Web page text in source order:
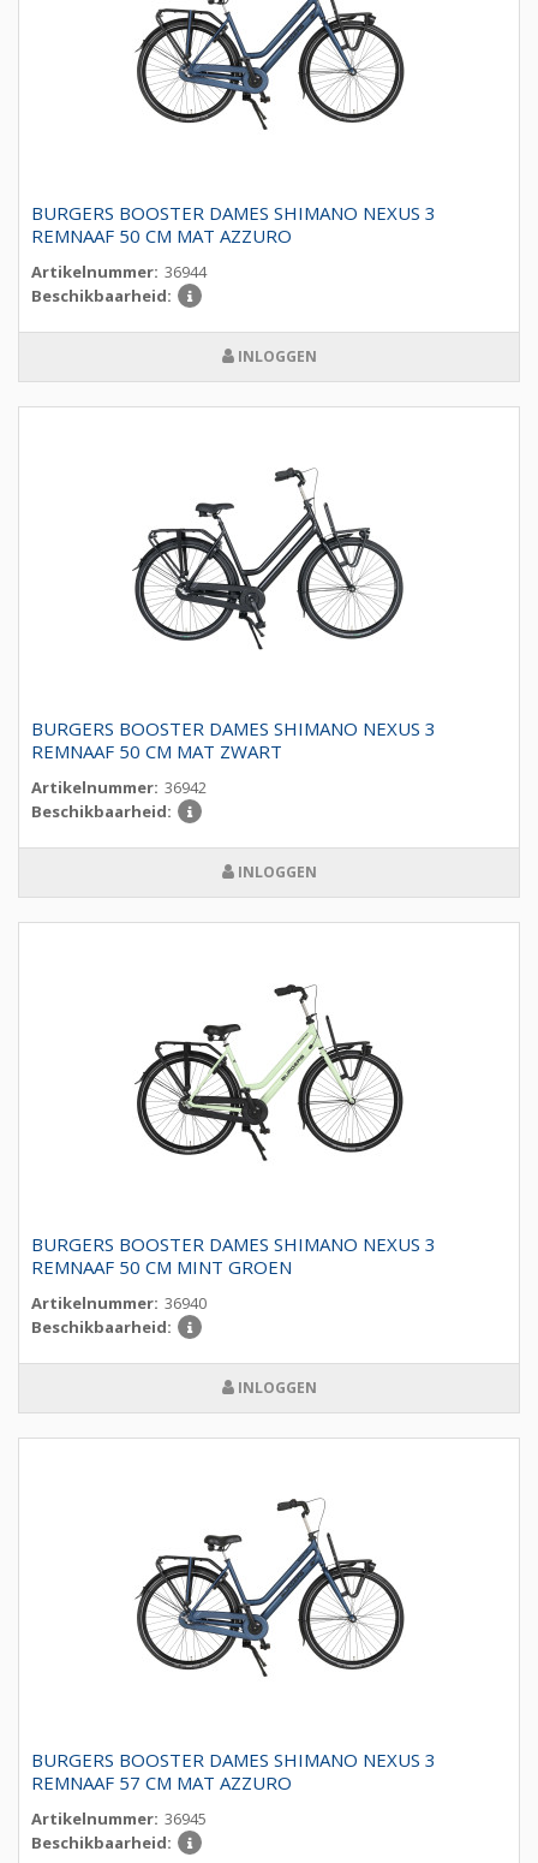
BURGERS BOOSTER DAMES SHIMANO NEXUS 3
REMNAAF 50 CM MAT AZZURO
Artikelnummer: 36944
Beschikbaarheid:
INLOGGEN
BURGERS BOOSTER DAMES SHIMANO NEXUS 3
REMNAAF 50 CM MAT ZWART
Artikelnummer: 36942
Beschikbaarheid:
INLOGGEN
BURGERS BOOSTER DAMES SHIMANO NEXUS 3
REMNAAF 50 CM MINT GROEN
Artikelnummer: 36940
Beschikbaarheid:
INLOGGEN
BURGERS BOOSTER DAMES SHIMANO NEXUS 3
REMNAAF 57 CM MAT AZZURO
Artikelnummer: 36945
Beschikbaarheid: